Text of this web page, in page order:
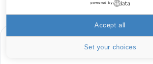
powered by
Set your choices
Accept all